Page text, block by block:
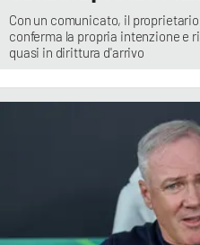
Con un comunicato, il
conferma la propria intenzione e
quasi in dirittura d'arrivo